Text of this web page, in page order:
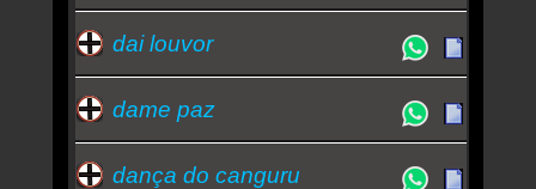
dai louvor
dame paz
dança do canguru